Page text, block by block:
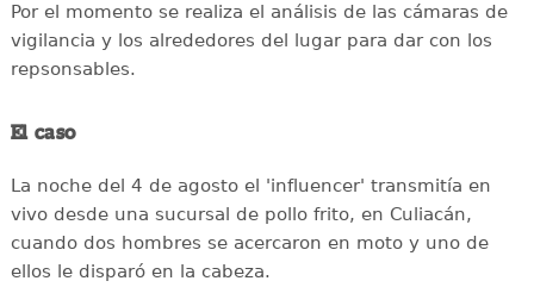
Por el momento se realiza el análisis de las cámaras de
vigilancia y los alrededores del lugar para dar con los
repsonsables.
El caso
La noche del 4 de agosto el 'influencer' transmitía en
vivo desde una sucursal de pollo frito, en Culiacán,
cuando dos hombres se acercaron en moto y uno de
ellos le disparó en la cabeza.